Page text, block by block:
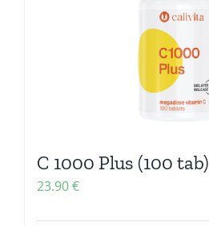
C 1000 Plus (100 tab)
23.90€